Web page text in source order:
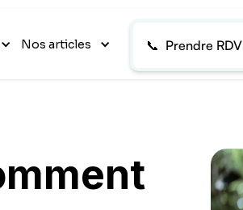
Nos articles 📞 Prendre RDV